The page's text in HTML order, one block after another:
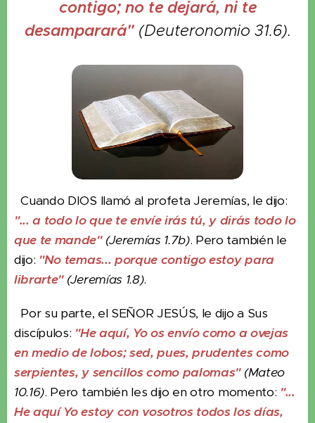
contigo; no te dejará, ni te
desamparará"(Deuteronomio 31.6).
Cuando DIOS llamó al profeta Jeremías, le dijo:
"... a todo lo que te envíe irás tú, y dirás todo lo
que te mande"(Jeremías 1.7b). Pero también le
dijo: "No temas... porque contigo estoy para
librarte"(Jeremías 1.8).
Por su parte, el SEÑOR JESÚS, le dijo a Sus
discípulos: "He aquí, Yo os envío como a ovejas
en medio de lobos; sed, pues, prudentes como
serpientes, y sencillos como palomas"(Mateo
10.16). Pero también les dijo en otro momento: "...
He aquí Yo estoy con vosotros todos los días,